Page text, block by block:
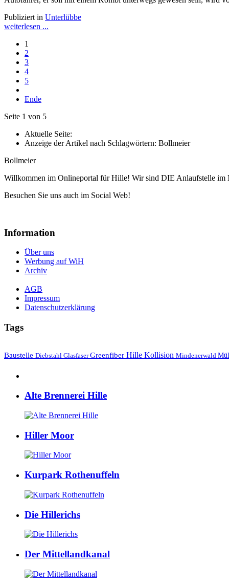
Publiziert in Unterlübbe
weiterlesen ...
1
2
3
4
5
Ende
Seite 1 von 5
Aktuelle Seite:
Anzeige der Artikel nach Schlagwörtern: Bollmeier
Bollmeier
Willkommen im Onlineportal für Hille! Wir sind DIE Anlaufstelle im
Besuchen Sie uns auch im Social Web!
Information
Über uns
Werbung auf WiH
Archiv
AGB
Impressum
Datenschutzerklärung
Tags
Baustelle Diebstahl GlasfaserGreenfiber Hille Kollision Mindenerwald
Alte Brennerei Hille
Hiller Moor
Kurpark Rothenuffeln
Die Hillerichs
Der Mittellandkanal